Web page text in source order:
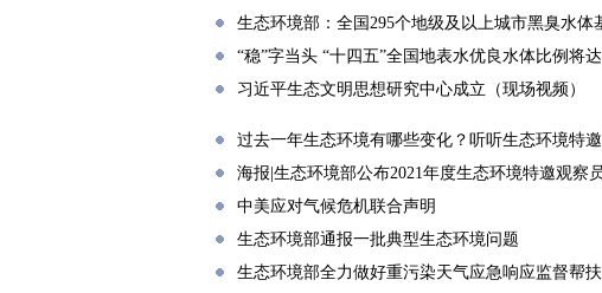
生态环境部：全国295个地级及以上城市黑臭水体
“稳”字当头 “十四五”全国地表水优良水体比例将
习近平生态文明思想研究中心成立（现场视频）
过去一年生态环境有哪些变化？听听生态环境特
海报|生态环境部公布2021年度生态环境特邀观察
中美应对气候危机联合声明
生态环境部通报一批典型生态环境问题
生态环境部全力做好重污染天气应急响应监督帮扶